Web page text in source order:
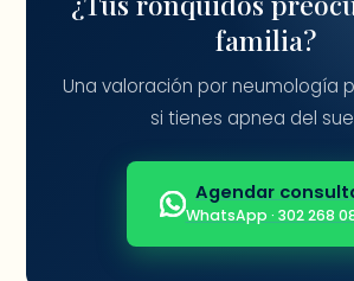
familia?
Una valoración por neumología
si tienes apnea del
Agendar
WhatsApp · 302 268